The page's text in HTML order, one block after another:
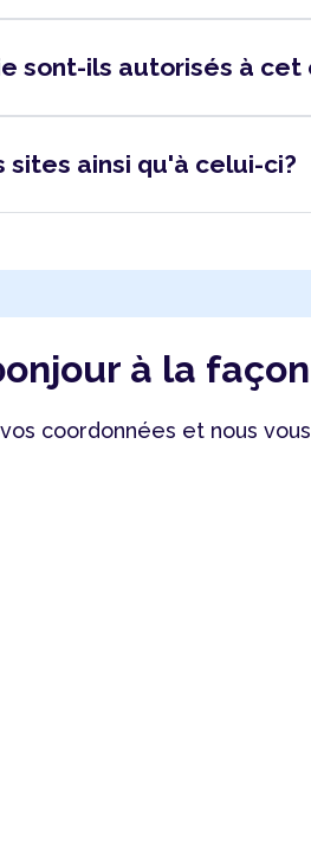
sont-ils autorisés à
ainsi qu'à celui-ci?
à la
coordonnées et nous